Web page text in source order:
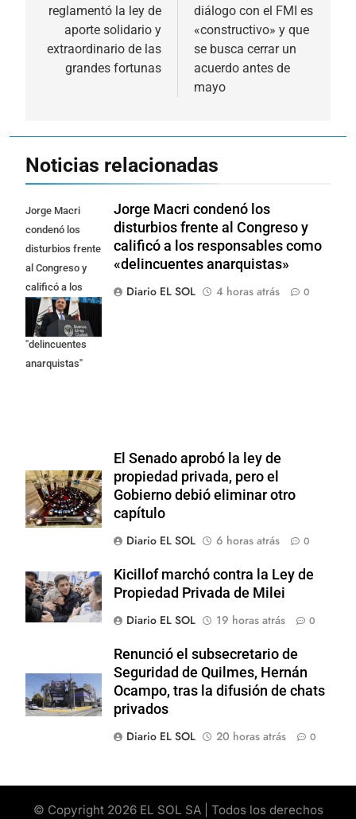
entradas
reglamentó la ley de
aporte solidario y
extraordinario de las
grandes fortunas
diálogo con el FMI es
«constructivo» y que
se busca cerrar un
acuerdo antes de
mayo
Noticias relacionadas
Jorge Macri
condenó los
disturbios frente
al Congreso y
calificó a los
responsables
como
"delincuentes
anarquistas"
Jorge Macri condenó los
disturbios frente al Congreso y
calificó a los responsables como
«delincuentes anarquistas»
Diario EL SOL
4 horas atrás 0
El Senado aprobó la ley de
propiedad privada, pero el
Gobierno debió eliminar otro
capítulo
Diario EL SOL
6 horas atrás 0
Kicillof marchó contra la Ley de
Propiedad Privada de Milei
Diario EL SOL
19 horas atrás 0
Renunció el subsecretario de
Seguridad de Quilmes, Hernán
Ocampo, tras la difusión de chats
privados
Diario EL SOL
20 horas atrás 0
© Copyright 2026 EL SOL SA | Todos los derechos